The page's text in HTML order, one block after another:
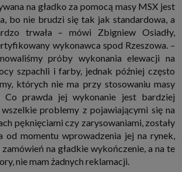
zapoznania się z jednym z naszych serwisów
regulaminu tego serwisu), to możemy przetwarzać
niezbędnym do realizacji tej umowy.
usługi (np. sprawdzenie, czy do Twojego
się nieuprawniona osoba), dokonanie pomiarów
naszych usług i dopasowanie ich do potrzeb i
(np. personalizowanie treści w usługach), jak
marketingu i promocji własnych usług (np. jeśli
i oglądasz artykuły w biznesistyl.pl lub na
internetowych, to możemy Ci wyświetlić reklamę
w serwisie biznesistyl.pl/automoto. Takie
to realizacja naszych prawnie uzasadnionych
usługi marketingowe dostarczą Ci nasi Zaufani
dla podmiotów trzecich. Aby móc pokazać interesujące
którego możesz potrzebować) reklamodawcy i
chcieliby mieć możliwość przetwarzania Twoich
z odwiedzanymi przez Ciebie stronami
na gładko za pomocą masy MSX jest
bo nie brudzi się tak jak standardowa, a
trwała – mówi Zbigniew Osiadły,
wykonawca spod Rzeszowa. –
próby wykonania elewacji na
szpachli i farby, jednak później często
których nie ma przy stosowaniu masy
Co prawda jej wykonanie jest bardziej
wszelkie problemy z pojawiającymi się na
pęknięciami czy zarysowaniami, zostały
od momentu wprowadzenia jej na rynek,
na gładkie wykończenie, a na te
nie mam żadnych reklamacji.